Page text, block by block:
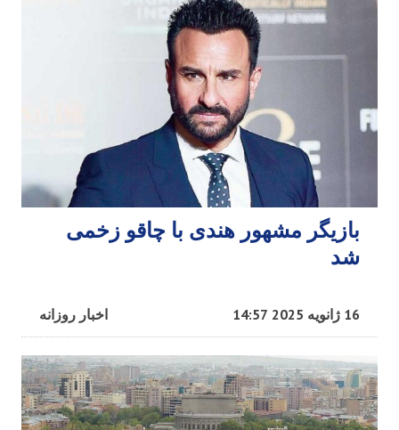
بازیگر مشهور هندی با چاقو زخمی
شد
اخبار روزانه 16 ژانویه 2025 14:57